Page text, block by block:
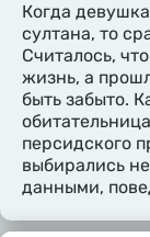
Когда
султана, то
Считалось,
жизнь, а
быть забыто.
персидского
выбирались
данными,